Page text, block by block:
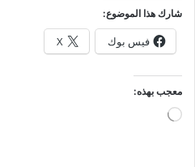
شارك هذا الموضوع:
فيس بوك X
معجب بهذه:
جاري